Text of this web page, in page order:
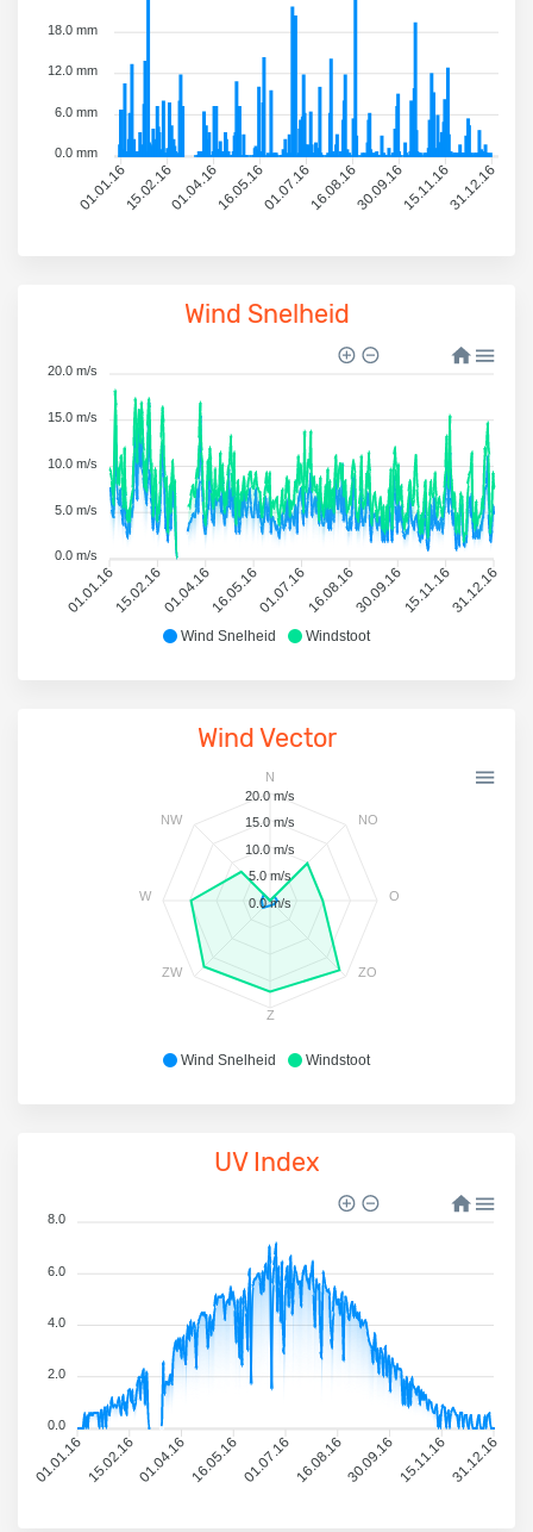
01.01.1615.02.1601.04.1616.05.1601.07.1616.08.1630.09.1615.11.1631.12.16
18.0 mm
12.0 mm
6.0 mm
0.0 mm
Wind Snelheid
Wind Snelheid Windstoot
01.01.1615.02.1601.04.1616.05.1601.07.1616.08.1630.09.1615.11.1631.12.16
20.0 m/s
15.0 m/s
10.0 m/s
5.0 m/s
0.0 m/s
Wind Vector
Wind Snelheid Windstoot
N
NO
O
ZO
Z
ZW
W
NW
20.0 m/s
15.0 m/s
10.0 m/s
5.0 m/s
0.0 m/s
UV Index
01.01.1615.02.1601.04.1616.05.1601.07.1616.08.1630.09.1615.11.1631.12.16
8.0
6.0
4.0
2.0
0.0